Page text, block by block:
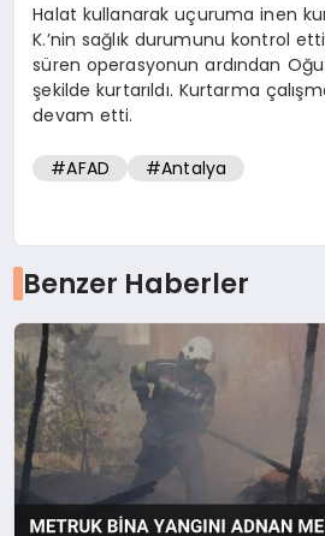
Halat kullanarak uçuruma inen
K.’nin sağlık durumunu kontrol
süren operasyonun ardından
şekilde kurtarıldı. Kurtarma
devam etti.
#AFAD #Antalya
Benzer Haberler